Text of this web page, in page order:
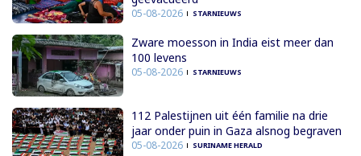
05-08-2026 STARNIEUWS
Zware moesson in India eist meer dan
100 levens
05-08-2026 STARNIEUWS
112 Palestijnen uit één familie na drie
jaar onder puin in Gaza alsnog begraven
05-08-2026 SURINAME HERALD